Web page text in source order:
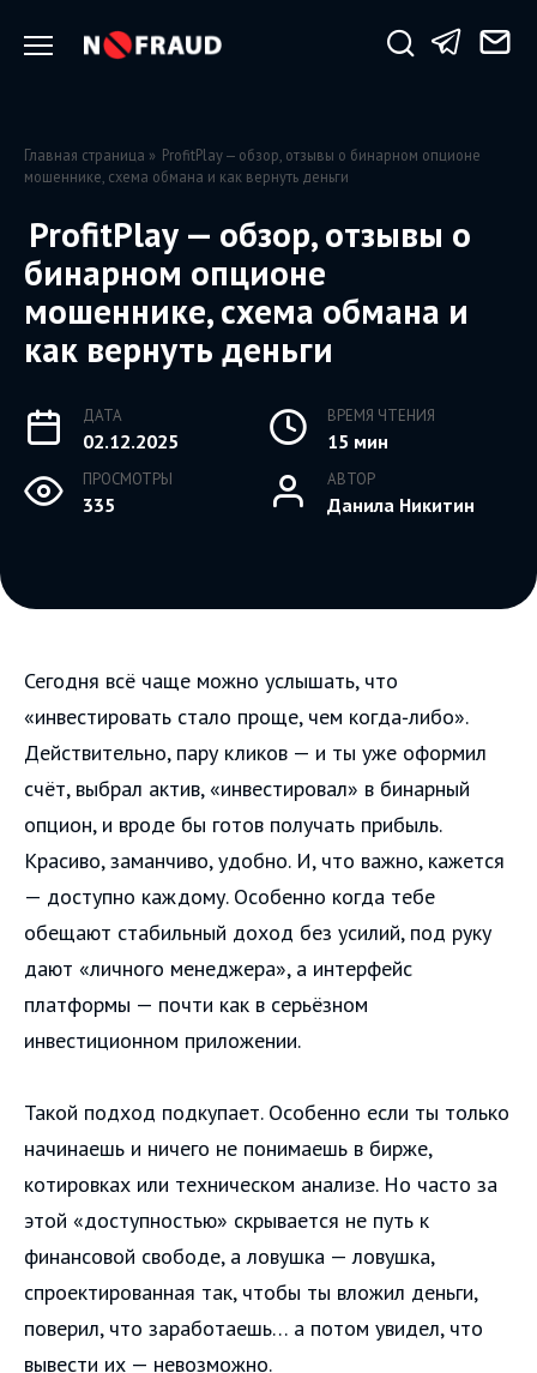
Главная страница » ProfitPlay — обзор, отзывы о бинарном опционе
мошеннике, схема обмана и как вернуть деньги
ProfitPlay — обзор, отзывы о
бинарном опционе
мошеннике, схема обмана и
как вернуть деньги
ДАТА
02.12.2025
ВРЕМЯ ЧТЕНИЯ
15 мин
ПРОСМОТРЫ
335
АВТОР
Данила Никитин
Сегодня всё чаще можно услышать, что
«инвестировать стало проще, чем когда‑либо».
Действительно, пару кликов — и ты уже оформил
счёт, выбрал актив, «инвестировал» в бинарный
опцион, и вроде бы готов получать прибыль.
Красиво, заманчиво, удобно. И, что важно, кажется
— доступно каждому. Особенно когда тебе
обещают стабильный доход без усилий, под руку
дают «личного менеджера», а интерфейс
платформы — почти как в серьёзном
инвестиционном приложении.
Такой подход подкупает. Особенно если ты только
начинаешь и ничего не понимаешь в бирже,
котировках или техническом анализе. Но часто за
этой «доступностью» скрывается не путь к
финансовой свободе, а ловушка — ловушка,
спроектированная так, чтобы ты вложил деньги,
поверил, что заработаешь… а потом увидел, что
вывести их — невозможно.